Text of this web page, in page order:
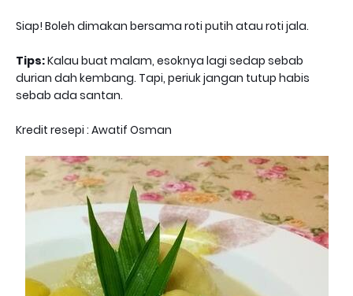
Siap! Boleh dimakan bersama roti putih atau roti jala.
Tips:Kalau buat malam, esoknya lagi sedap sebab
durian dah kembang. Tapi, periuk jangan tutup habis
sebab ada santan.
Kredit resepi : Awatif Osman